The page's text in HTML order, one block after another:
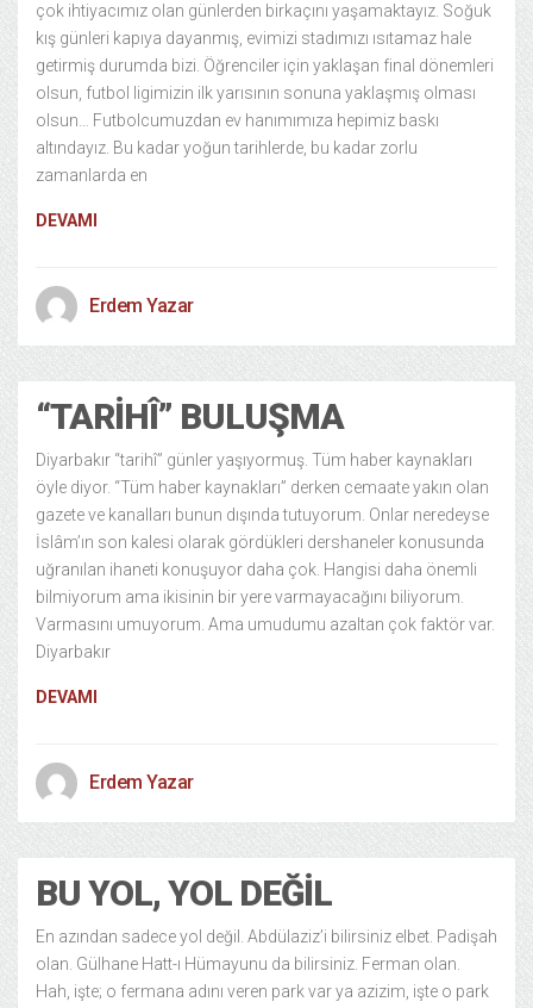
çok ihtiyacımız olan günlerden birkaçını yaşamaktayız. Soğuk
kış günleri kapıya dayanmış, evimizi stadımızı ısıtamaz hale
getirmiş durumda bizi. Öğrenciler için yaklaşan final dönemleri
olsun, futbol ligimizin ilk yarısının sonuna yaklaşmış olması
olsun… Futbolcumuzdan ev hanımımıza hepimiz baskı
altındayız. Bu kadar yoğun tarihlerde, bu kadar zorlu
zamanlarda en
DEVAMI
Erdem Yazar
“TARIHÎ” BULUŞMA
Diyarbakır “tarihî” günler yaşıyormuş. Tüm haber kaynakları
öyle diyor. “Tüm haber kaynakları” derken cemaate yakın olan
gazete ve kanalları bunun dışında tutuyorum. Onlar neredeyse
İslâm’ın son kalesi olarak gördükleri dershaneler konusunda
uğranılan ihaneti konuşuyor daha çok. Hangisi daha önemli
bilmiyorum ama ikisinin bir yere varmayacağını biliyorum.
Varmasını umuyorum. Ama umudumu azaltan çok faktör var.
Diyarbakır
DEVAMI
Erdem Yazar
BU YOL, YOL DEĞIL
En azından sadece yol değil. Abdülaziz’i bilirsiniz elbet. Padişah
olan. Gülhane Hatt-ı Hümayunu da bilirsiniz. Ferman olan.
Hah, işte; o fermana adını veren park var ya azizim, işte o park